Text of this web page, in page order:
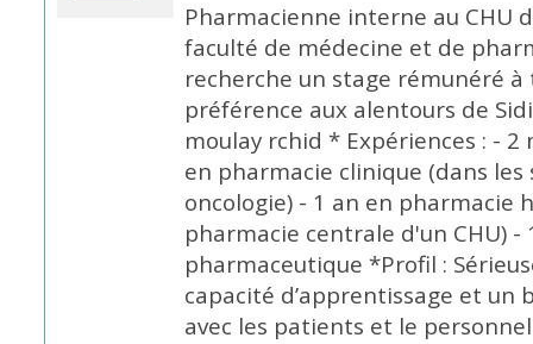
Pharmacienne interne au CHU
faculté de médecine et de
recherche un stage rémunéré
préférence aux alentours de
moulay rchid * Expériences : -
en pharmacie clinique (dans les
oncologie) - 1 an en pharmacie
pharmacie centrale d'un CHU)
pharmaceutique *Profil :
capacité d’apprentissage et un
avec les patients et le